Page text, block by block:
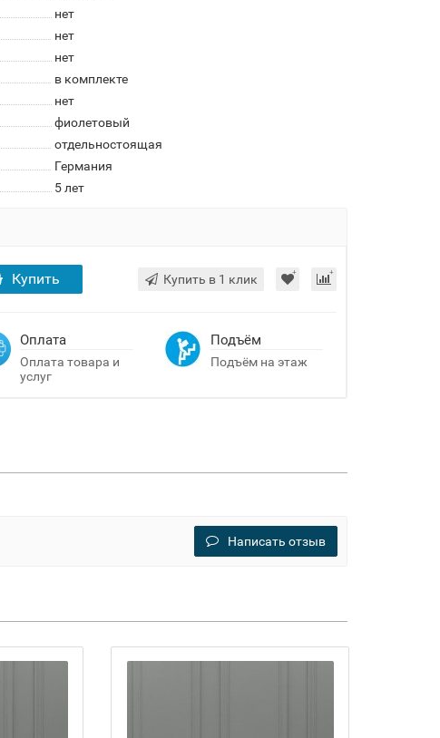
нет
нет
нет
в комплекте
нет
фиолетовый
отдельностоящая
Германия
5 лет
Купить Купить в 1 клик
Оплата
Оплата товара и
услуг
Подъём
Подъём на этаж
Написать отзыв